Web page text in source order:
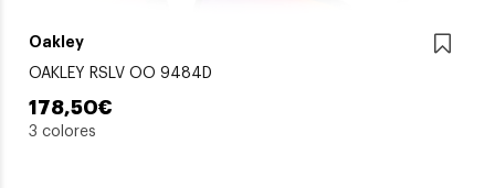
Oakley
OAKLEY RSLV OO 9484D
178,50€
3 colores